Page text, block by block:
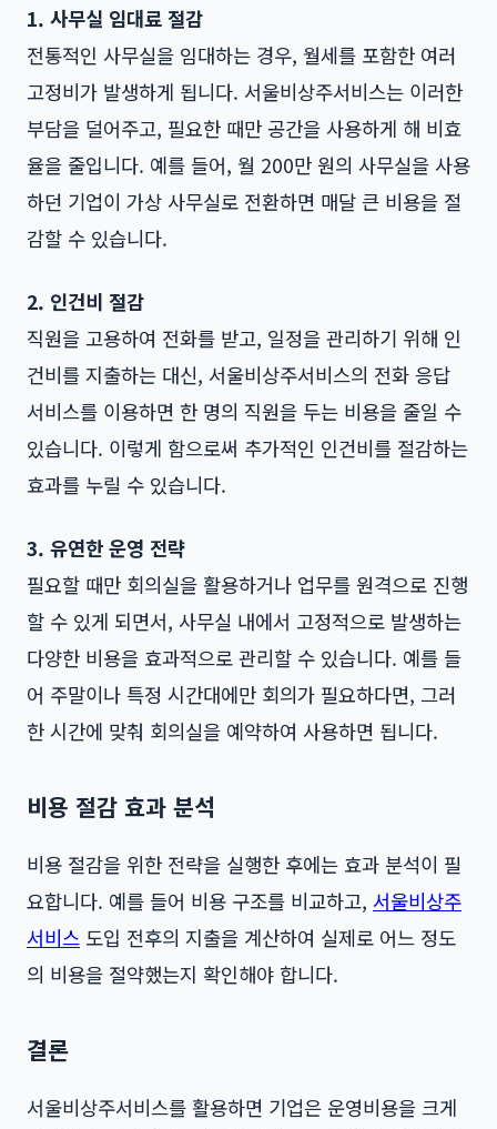
1. 사무실 임대료 절감
전통적인 사무실을 임대하는 경우, 월세를 포함한 여러
고정비가 발생하게 됩니다. 서울비상주서비스는 이러한
부담을 덜어주고, 필요한 때만 공간을 사용하게 해 비효
율을 줄입니다. 예를 들어, 월 200만 원의 사무실을 사용
하던 기업이 가상 사무실로 전환하면 매달 큰 비용을 절
감할 수 있습니다.
2. 인건비 절감
직원을 고용하여 전화를 받고, 일정을 관리하기 위해 인
건비를 지출하는 대신, 서울비상주서비스의 전화 응답
서비스를 이용하면 한 명의 직원을 두는 비용을 줄일 수
있습니다. 이렇게 함으로써 추가적인 인건비를 절감하는
효과를 누릴 수 있습니다.
3. 유연한 운영 전략
필요할 때만 회의실을 활용하거나 업무를 원격으로 진행
할 수 있게 되면서, 사무실 내에서 고정적으로 발생하는
다양한 비용을 효과적으로 관리할 수 있습니다. 예를 들
어 주말이나 특정 시간대에만 회의가 필요하다면, 그러
한 시간에 맞춰 회의실을 예약하여 사용하면 됩니다.
비용 절감 효과 분석
비용 절감을 위한 전략을 실행한 후에는 효과 분석이 필
요합니다. 예를 들어 비용 구조를 비교하고, 서울비상주
서비스 도입 전후의 지출을 계산하여 실제로 어느 정도
의 비용을 절약했는지 확인해야 합니다.
결론
서울비상주서비스를 활용하면 기업은 운영비용을 크게